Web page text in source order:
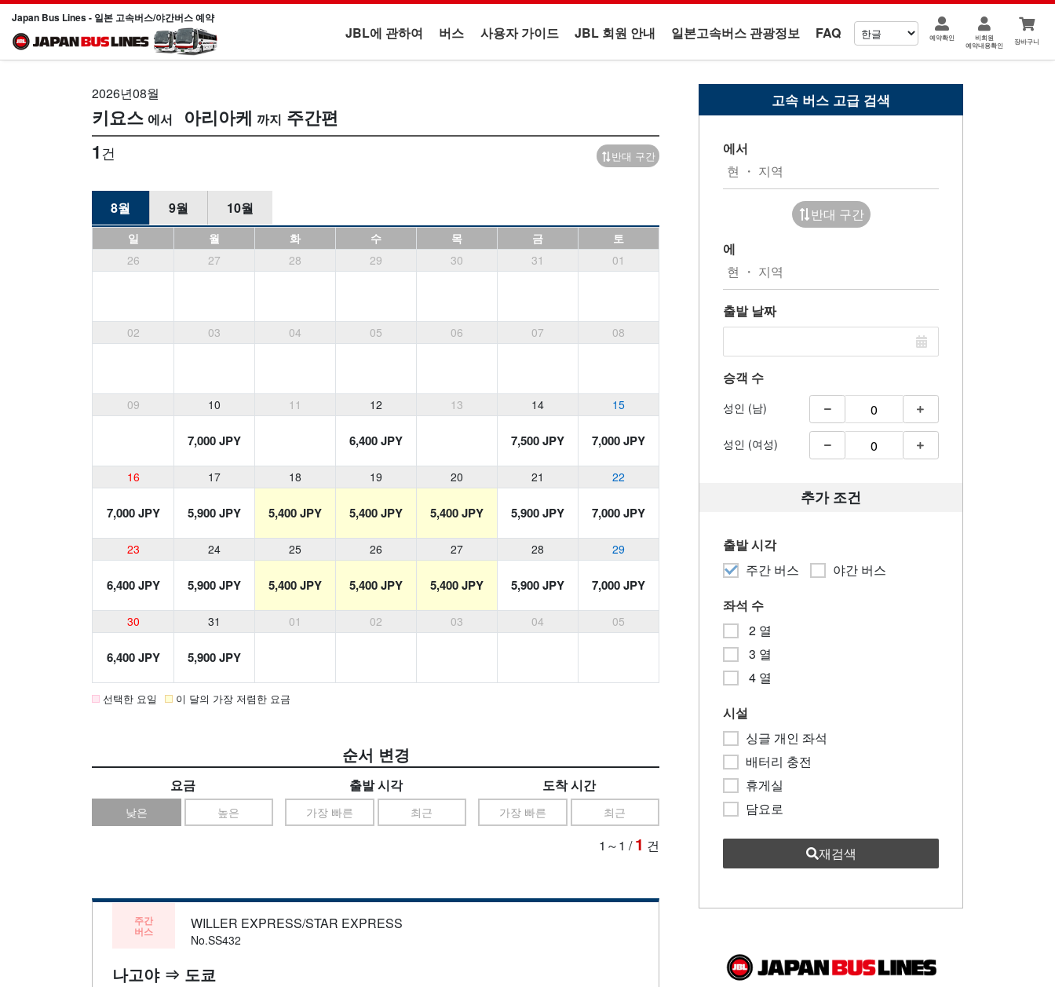
Japan Bus Lines - 일본 고속버스/야간버스 예약
JBL에 관하여 버스 사용자 가이드 JBL 회원 안내 일본고속버스 관광정보 FAQ 예약확인
비회원
예약내용확인
장바구니
2026년08월
키요스 아리아케
주간편
1건 반대 구간
8월 9월 10월
일 월 화 수 목 금
토
26
27 28 29 30 31 01
02 03 04 05 06 07 08
09 10 11 12 13 14 15
7,000 JPY 6,400 JPY 7,500 JPY 7,000 JPY
16 17 18 19 20 21 22
7,000 JPY 5,900 JPY 5,400 JPY 5,400 JPY 5,400 JPY 5,900 JPY 7,000 JPY
23 24 25 26 27 28 29
6,400 JPY 5,900 JPY 5,400 JPY 5,400 JPY 5,400 JPY 5,900 JPY 7,000 JPY
30 31 01 02 03 04 05
6,400 JPY 5,900 JPY
선택한 요일 이 달의 가장 저렴한 요금
순서 변경
요금
낮은 높은
출발 시각
가장 빠른 최근
도착 시간
가장 빠른 최근
1～1 /1 건
주간
버스 WILLER EXPRESS/STAR EXPRESS
No.SS432
나고야 ⇒ 도쿄
고속 버스 고급 검색
에서
반대 구간
에
출발 날짜
승객 수
성인 (남)
성인 (여성)
추가 조건
출발 시각
주간 버스
야간 버스
좌석 수
2 열
3 열
4 열
시설
싱글 개인 좌석
배터리 충전
휴게실
담요로
재검색